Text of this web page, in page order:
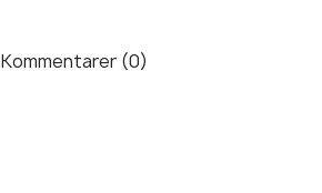
Kommentarer (0)